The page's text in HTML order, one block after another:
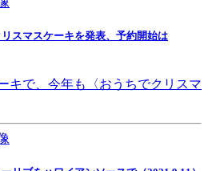
スマスケーキを発表、予約開始は
キで、今年も〈おうちでクリスマ